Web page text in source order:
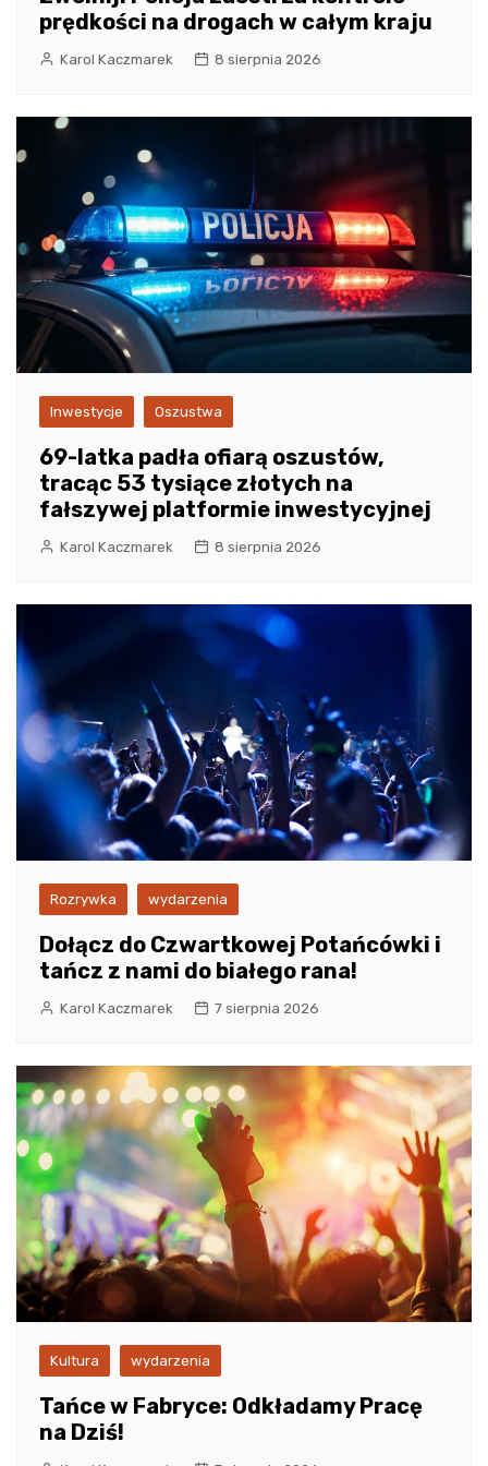
prędkości na drogach w całym kraju
Karol Kaczmarek 8 sierpnia 2026
Inwestycje Oszustwa
69-latka padła ofiarą oszustów,
tracąc 53 tysiące złotych na
fałszywej platformie inwestycyjnej
Karol Kaczmarek 8 sierpnia 2026
Rozrywka wydarzenia
Dołącz do Czwartkowej Potańcówki i
tańcz z nami do białego rana!
Karol Kaczmarek 7 sierpnia 2026
Kultura wydarzenia
Tańce w Fabryce: Odkładamy Pracę
na Dziś!